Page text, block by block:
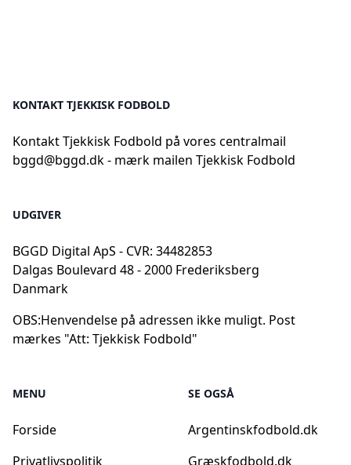
KONTAKT TJEKKISK FODBOLD
Kontakt Tjekkisk Fodbold på vores centralmail
bggd@bggd.dk- mærk mailen Tjekkisk Fodbold
UDGIVER
BGGD Digital ApS - CVR: 34482853
Dalgas Boulevard 48 - 2000 Frederiksberg
Danmark
OBS:Henvendelse på adressen ikke muligt. Post
mærkes "Att: Tjekkisk Fodbold"
MENU
Forside
Privatlivspolitik
SE OGSÅ
Argentinskfodbold.dk
Græskfodbold.dk